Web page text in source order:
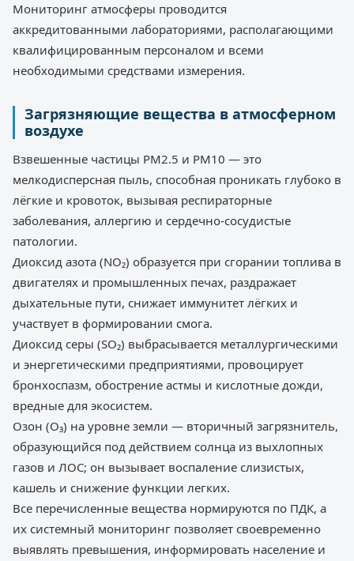
Мониторинг атмосферы проводится
аккредитованными лабораториями, располагающими
квалифицированным персоналом и всеми
необходимыми средствами измерения.
Загрязняющие вещества в атмосферном
воздухе
Взвешенные частицы PM2.5 и PM10 — это
мелкодисперсная пыль, способная проникать глубоко в
лёгкие и кровоток, вызывая респираторные
заболевания, аллергию и сердечно-сосудистые
патологии.
Диоксид азота (NO₂) образуется при сгорании топлива в
двигателях и промышленных печах, раздражает
дыхательные пути, снижает иммунитет лёгких и
участвует в формировании смога.
Диоксид серы (SO₂) выбрасывается металлургическими
и энергетическими предприятиями, провоцирует
бронхоспазм, обострение астмы и кислотные дожди,
вредные для экосистем.
Озон (O₃) на уровне земли — вторичный загрязнитель,
образующийся под действием солнца из выхлопных
газов и ЛОС; он вызывает воспаление слизистых,
кашель и снижение функции легких.
Все перечисленные вещества нормируются по ПДК, а
их системный мониторинг позволяет своевременно
выявлять превышения, информировать население и